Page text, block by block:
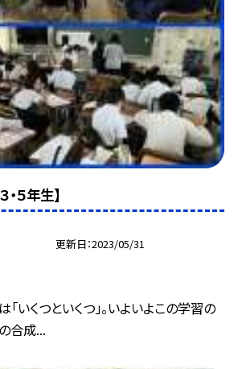
・５年生】
更新日 2023/05/31
いくつといくつ」。いよいよこの学習の
合成...